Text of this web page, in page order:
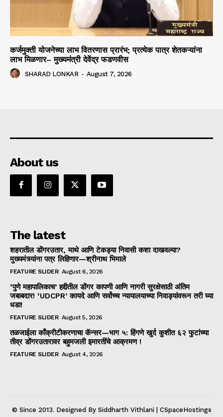
कर्जमुक्ती योजनेच्या लाभ वितरणास प्रारंभ; प्रत्येक पात्र शेतकऱ्यांना
लाभ मिळणार– मुख्यमंत्री देवेंद्र फडणवीस
SHARAD LONKAR - August 7, 2026
About us
The latest
शहरातील डोंगरउतार, माथे आणि टेकड्या निवासी कशा दाखवल्या?
मुख्यमंत्र्यांना पत्र लिहिणार—श्रीनाथ भिमाले
FEATURE SLIDER August 6, 2026
‘पुणे महापालिकाच’ हद्दीतील डोंगर कापणी आणि नागरी सुरक्षेसाठी अंतिम
जबाबदार! ‘UDCPR’ कायदे आणि सर्वोच्च न्यायालयाच्या निवाड्यांवरून तरी घ्या
धडा!
FEATURE SLIDER August 5, 2026
तळजाईला काँक्रीटीकरणाचा कॅन्सर—भाग ५: हिंगणे खुर्द कुशीत ६२ फुटांच्या
तीव्र डोंगरउतारावर बहुमजली इमारतींचे आक्रमण !
FEATURE SLIDER August 4, 2026
© Since 2013. Designed By Siddharth Vithlani | CSpaceHostings